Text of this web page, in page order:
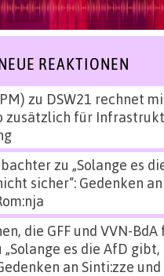
REAKTIONEN
zu DSW21 rechnet
zusätzlich für
zu „Solange es
sicher“: Gedenken an
die GFF und VVN-BdA
„Solange es die AfD
an Sinti:zze und